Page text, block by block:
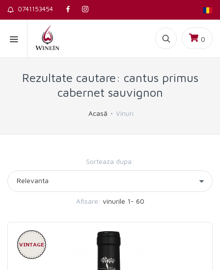
0741153454
0
Rezultate cautare: cantus primus
cabernet sauvignon
Acasă Vinuri
Sorteaza dupa:
Afisare: vinurile 1- 60